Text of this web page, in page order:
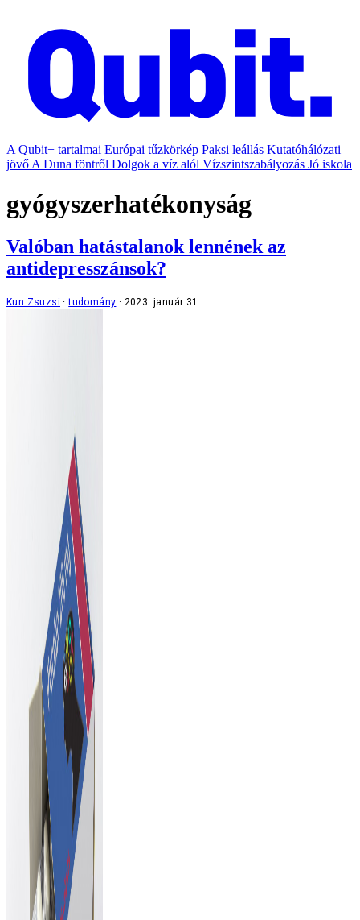
A Qubit+ tartalmai Európai tűzkörkép Paksi leállás Kutatóhálózati
jövő A Duna föntről Dolgok a víz alól Vízszintszabályozás Jó iskola
gyógyszerhatékonyság
Valóban hatástalanok lennének az
antidepresszánsok?
Kun Zsuzsi tudomány 2023. január 31.